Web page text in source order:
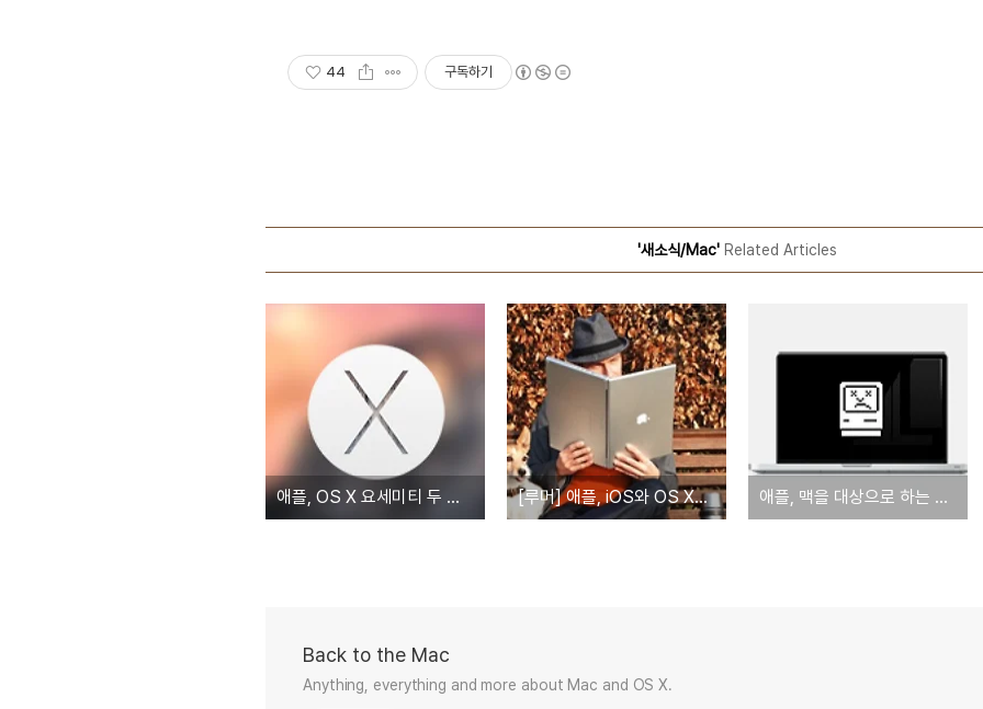
44 구독하기
'새소식/Mac' Related Articles
애플, OS X 요세미티 두 번째 GM 버전 배포 시작... PB 버전도 덩달아 업데이트 [루머] 애플, iOS와 OS X을 모두 구동할 수 있는 12.9인치 아이패드 개발 중 애플, 맥을 대상으로 하는 악성코드 'iWorm'에 대한 보안 업데이트 실시
Back to the Mac
Anything, everything and more about Mac and OS X.